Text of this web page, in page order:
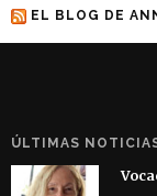
EL BLOG DE
ÚLTIMAS